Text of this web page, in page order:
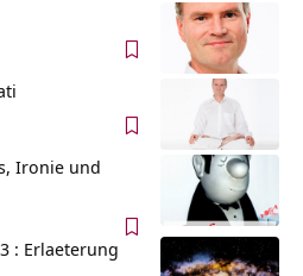
Ironie und
: Erlaeterung